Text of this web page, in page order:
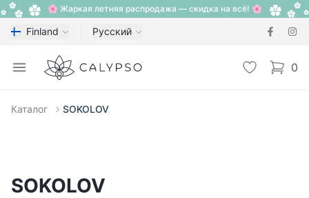
🌸 Жаркая летняя распродажа — скидка на всё! 🌸
Finland Русский
Open menu
Calypso Избранное
0
items
Каталог SOKOLOV
SOKOLOV